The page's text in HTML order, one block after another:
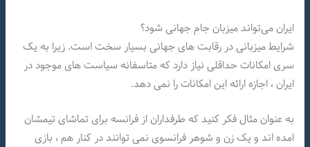
ایران می‌تواند میزبان جام جهانی شود؟
شرایط میزبانی در رقابت های جهانی بسیار سخت است. زیرا به یک
سری امکانات حداقلی نیاز دارد که متاسفانه سیاست های موجود در
ایران ، اجازه ارائه این امکانات را نمی دهد.
به عنوان مثال فکر کنید که طرفداران از فرانسه برای تماشای تیمشان
امده اند و یک زن و شوهر فرانسوی نمی توانند در کنار هم ، بازی